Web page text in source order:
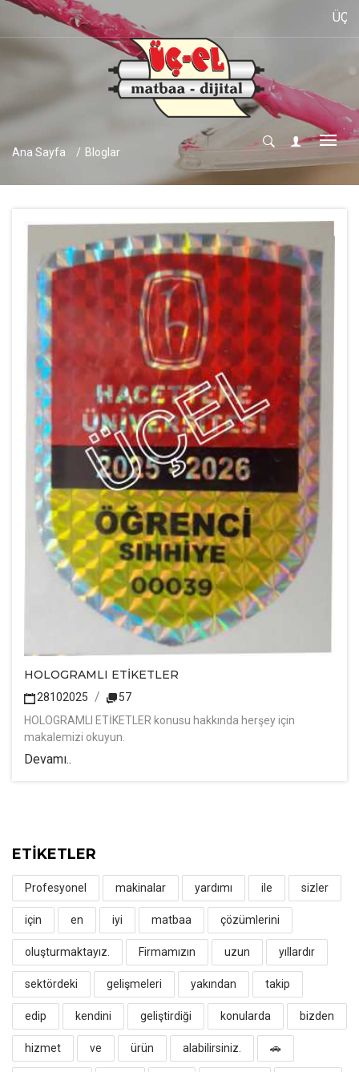
ÜÇ-EL
Ana Sayfa Bloglar
HOLOGRAMLI ETİKETLER
28102025
57
HOLOGRAMLI ETİKETLER konusu hakkında herşey için
makalemizi okuyun.
Devamı..
ETİKETLER
Profesyonel makinalar yardımı ile sizler
için en iyi matbaa çözümlerini
oluşturmaktayız. Firmamızın uzun yıllardır
sektördeki gelişmeleri yakından takip
edip kendini geliştirdiği konularda bizden
hizmet ve ürün alabilirsiniz. 🚗